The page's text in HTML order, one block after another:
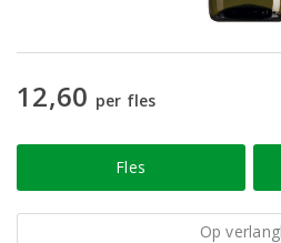
12,60 per fles
Fles
Op